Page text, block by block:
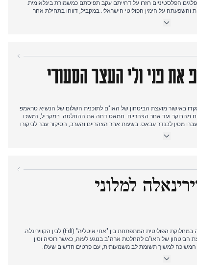
הפלסטיניים חזרו על דחייתם עקב תפיסתם כמשמורת בינלאומית.
והשפעתה על הימין הפוליטי הישראלי. במקביל, דווחו בתחילת אחר
אל-חילווה שבדרום לבנון, כאשר מקורות רבים דיווחו על עשרות חללים
פני ולי העצר הסעודי
ב-18 בנובמבר התמקדו באישור מועצת הביטחון של האו"ם לתוכנית השלום של הנשיא טראמפ
מהבוקר ועד אחר הצהריים. חמאס דחה את ההחלטה. במקביל, נמשכו
מסין לבנדר עבאס. בשעות אחר הצהריים והערב, הסיקור עבר לביקורו
להסכמי אברהם. במהלך היום הודגשה גם הודעתו של הנשיא פזשקיאן
למלוני
התקשורת האיטלקית ב-18 בנובמבר התמקדה במחלוקת הפוליטית המתפתחת בין "אחי איטליה" (FdI) לבין הקווירינלה.
הביטחון של האו"ם להחלטת ארה"ב בנוגע לעזה, כאשר רוסיה וסין
למשוך תשומת לב משמעותית, עם פרטים חדשים שעלו.